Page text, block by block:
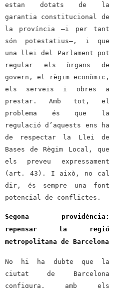
estan dotats de la
garantia constitucional de
la província –i per tant
són potestatius–, i que
una llei del Parlament pot
regular els òrgans de
govern, el règim econòmic,
els serveis i obres a
prestar. Amb tot, el
problema és que la
regulació d’aquests ens ha
de respectar la Llei de
Bases de Règim Local, que
els preveu expressament
(art. 43). I això, no cal
dir, és sempre una font
potencial de conflictes.
Segona providència:
repensar la regió
metropolitana de Barcelona
No hi ha dubte que la
ciutat de Barcelona
configura, amb els